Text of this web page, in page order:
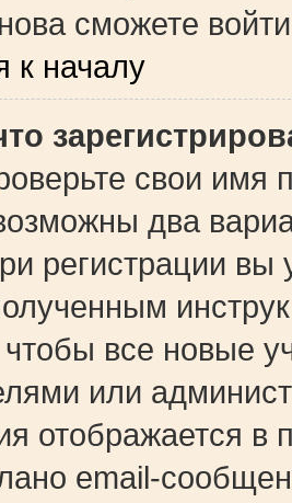
сможете
к началу
свои имя
два
регистрации вы
чтобы все новые
или
отображается в
email-